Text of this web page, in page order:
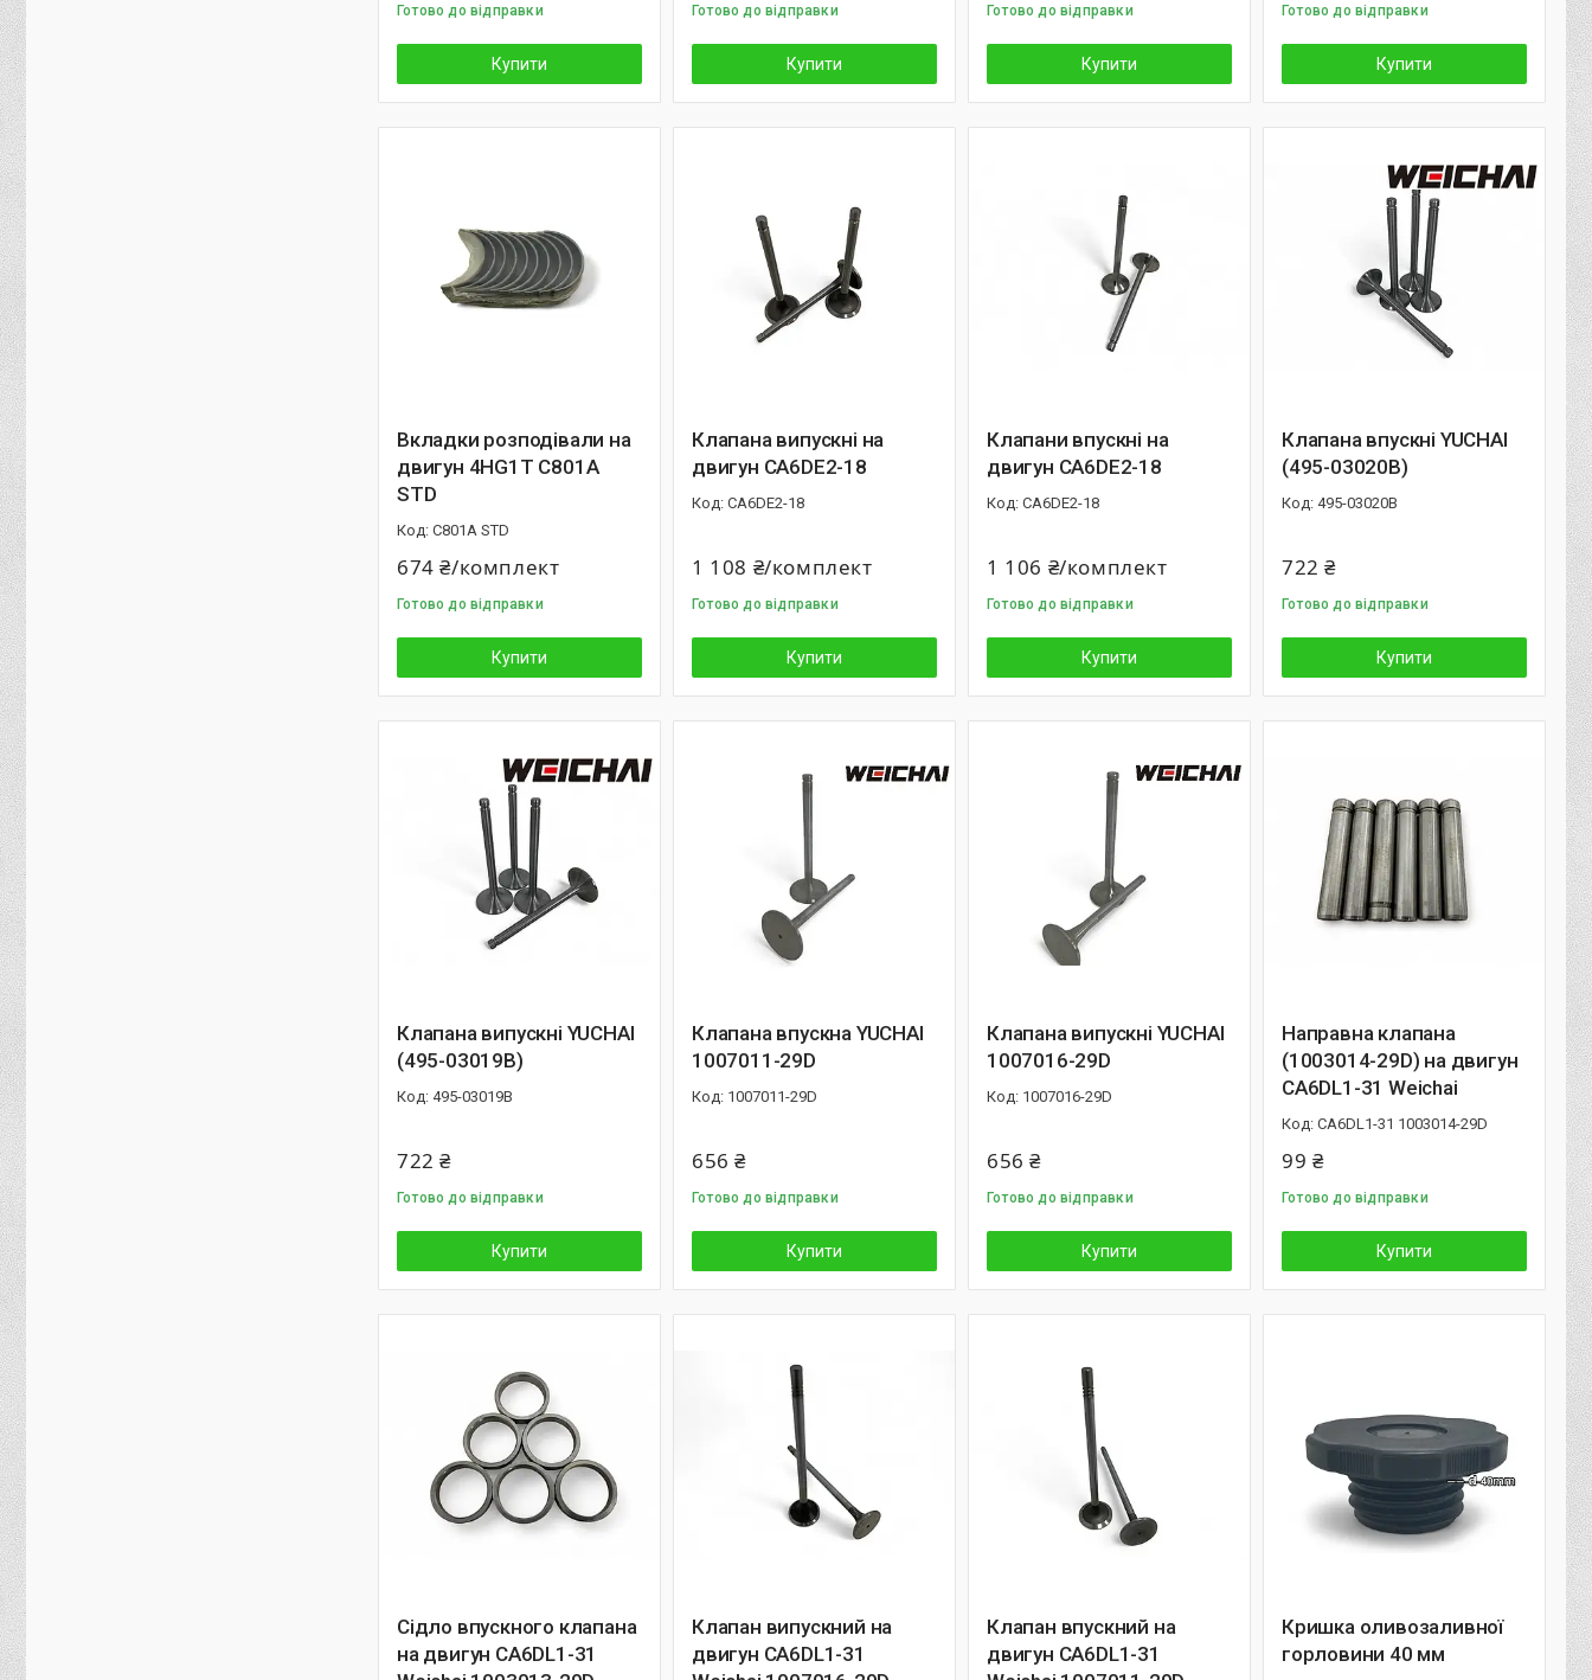
Готово до відправки
Купити
Готово до відправки
Купити
Готово до відправки
Купити
Готово до відправки
Купити
Вкладки розподівали на
двигун 4HG1T C801A
STD
C801A STD
674 ₴/комплект
Готово до відправки
Купити
Клапана випускні на
двигун CA6DE2-18
CA6DE2-18
1 108 ₴/комплект
Готово до відправки
Купити
Клапани впускні на
двигун CA6DE2-18
CA6DE2-18
1 106 ₴/комплект
Готово до відправки
Купити
Клапана впускні YUCHAI
(495-03020B)
495-03020B
722 ₴
Готово до відправки
Купити
Клапана випускні YUCHAI
(495-03019B)
495-03019B
722 ₴
Готово до відправки
Купити
Клапана впускна YUCHAI
1007011-29D
1007011-29D
656 ₴
Готово до відправки
Купити
Клапана випускні YUCHAI
1007016-29D
1007016-29D
656 ₴
Готово до відправки
Купити
Направна клапана
(1003014-29D) на двигун
CA6DL1-31 Weichai
CA6DL1-31 1003014-29D
99 ₴
Готово до відправки
Купити
Сідло впускного клапана
на двигун CA6DL1-31
Клапан випускний на
двигун CA6DL1-31
Клапан впускний на
двигун CA6DL1-31
Кришка оливозаливної
горловини 40 мм